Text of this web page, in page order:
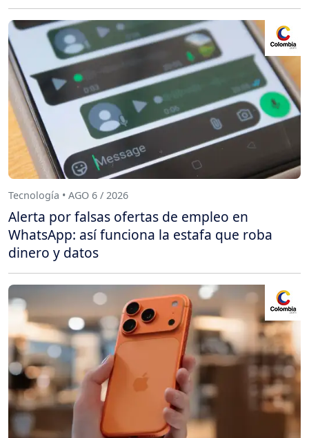
Tecnología • AGO 6 / 2026
Alerta por falsas ofertas de empleo en
WhatsApp: así funciona la estafa que roba
dinero y datos